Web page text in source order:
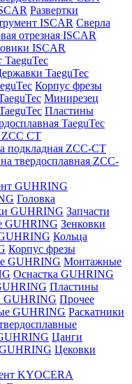
Развертки
ISCAR Сверла
отрезная ISCAR
ISCAR
TaeguTec
Корпус фрезы
Минирезец
Пластины
TaeguTec
ZCС CT
подкладная ZCC-CT
твердосплавная ZCC-
GUHRING
Головка
GUHRING Запчасти
GUHRING Зенковки
Кольца
Корпус фрезы
GUHRING Монтажные
Оснастка GUHRING
Пластины
Прочее
GUHRING Раскатники
Цанги
Цековки
KYOCERA